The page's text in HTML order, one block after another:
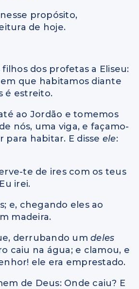
propósito,
de hoje.
filhos dos profetas a Eliseu:
que habitamos diante
é estreito.
ao Jordão e tomemos
nós, uma viga, e façamo-
para habitar. E disse ele:
te de ires com os teus
irei.
e, chegando eles ao
madeira.
derrubando um deles
caiu na água; e clamou, e
ele era emprestado.
de Deus: Onde caiu? E